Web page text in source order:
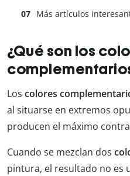
Más artículos
¿Qué son los
Los colores
al situarse en extremos
producen el máximo
Cuando se mezclan dos
pintura, el resultado no es